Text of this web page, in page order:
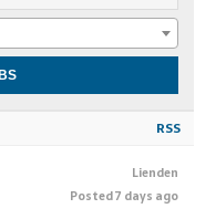
RSS
Lienden
Posted 7 days ago